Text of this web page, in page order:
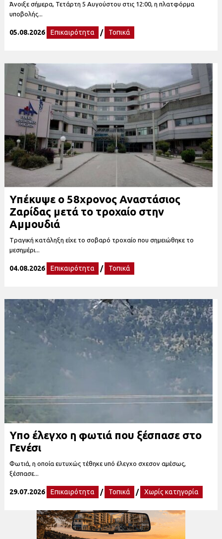
Άνοιξε σήμερα, Τετάρτη 5 Αυγούστου στις 12:00, η πλατφόρμα
υποβολής...
05.08.2026 Επικαιρότητα / Τοπικά
Υπέκυψε ο 58χρονος Αναστάσιος
Ζαρίδας μετά το τροχαίο στην
Αμμουδιά
Tραγική κατάληξη είχε το σοβαρό τροχαίο που σημειώθηκε το
μεσημέρι...
04.08.2026 Επικαιρότητα / Τοπικά
Υπο έλεγχο η φωτιά που ξέσπασε στο
Γενέσι
Φωτιά, η οποία ευτυχώς τέθηκε υπό έλεγχο σχεσον αμέσως,
ξέσπασε...
29.07.2026 Επικαιρότητα / Τοπικά / Χωρίς κατηγορία